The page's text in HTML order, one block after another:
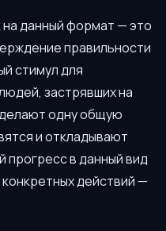
данный формат — это
правильности
стимул для
застрявших на
одну общую
и откладывают
прогресс в данный вид
действий —